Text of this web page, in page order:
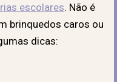
escolares. Não é
brinquedos caros ou
dicas: